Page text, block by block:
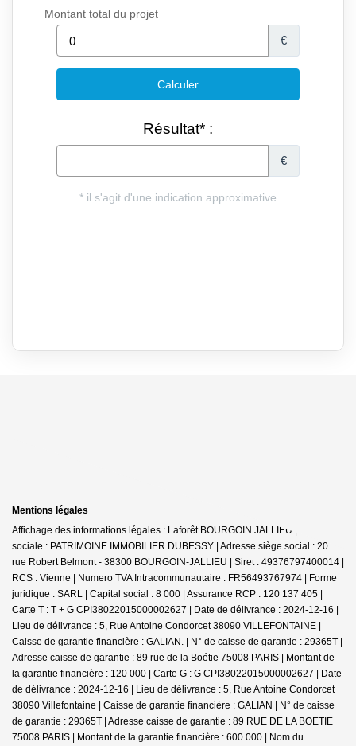
Mentions légales
Affichage des informations légales : Laforêt BOURGOIN JALLIEU | Raison
sociale : PATRIMOINE IMMOBILIER DUBESSY | Adresse siège social : 20
rue Robert Belmont - 38300 BOURGOIN-JALLIEU | Siret : 49376797400014 |
RCS : Vienne | Numero TVA Intracommunautaire : FR56493767974 | Forme
juridique : SARL | Capital social : 8 000 | Assurance RCP : 120 137 405 |
Carte T : T + G CPI38022015000002627 | Date de délivrance : 2024-12-16 |
Lieu de délivrance : 5, Rue Antoine Condorcet 38090 VILLEFONTAINE |
Caisse de garantie financière : GALIAN. | N° de caisse de garantie : 29365T |
Adresse caisse de garantie : 89 rue de la Boétie 75008 PARIS | Montant de
la garantie financière : 120 000 | Carte G : G CPI38022015000002627 | Date
de délivrance : 2024-12-16 | Lieu de délivrance : 5, Rue Antoine Condorcet
38090 Villefontaine | Caisse de garantie financière : GALIAN | N° de caisse
de garantie : 29365T | Adresse caisse de garantie : 89 RUE DE LA BOETIE
75008 PARIS | Montant de la garantie financière : 600 000 | Nom du